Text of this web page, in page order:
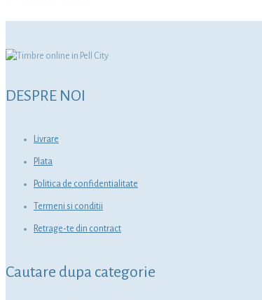
DESPRE NOI
Livrare
Plata
Politica de confidentialitate
Termeni si conditii
Retrage-te din contract
Cautare dupa categorie